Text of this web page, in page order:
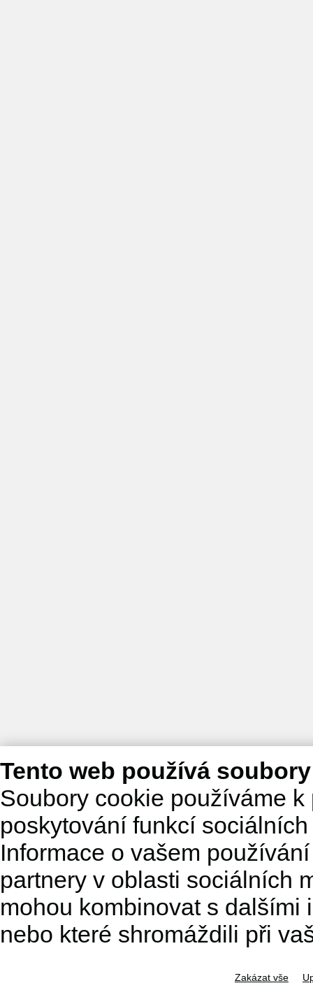
Tento web používá
Soubory cookie používáme
poskytování funkcí
Informace o vašem
partnery v oblasti sociálních
mohou kombinovat s dalšími
nebo které shromáždili při
Zakázat vše